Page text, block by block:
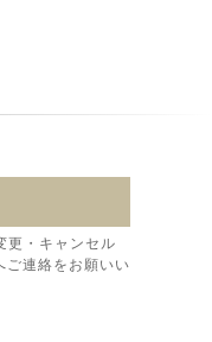
更・キャンセル
ご連絡をお願いい